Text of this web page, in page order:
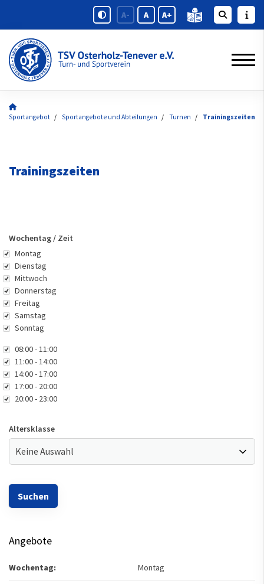
A- A A+
Sportangebot Sportangebote und Abteilungen Turnen Trainingszeiten
Trainingszeiten
Wochentag / Zeit
Wochentag
Montag
Dienstag
Mittwoch
Donnerstag
Freitag
Samstag
Sonntag
Zeit 08:00 - 11:00
11:00 - 14:00
14:00 - 17:00
17:00 - 20:00
20:00 - 23:00
Altersklasse
Angebote
Wochentag: Montag